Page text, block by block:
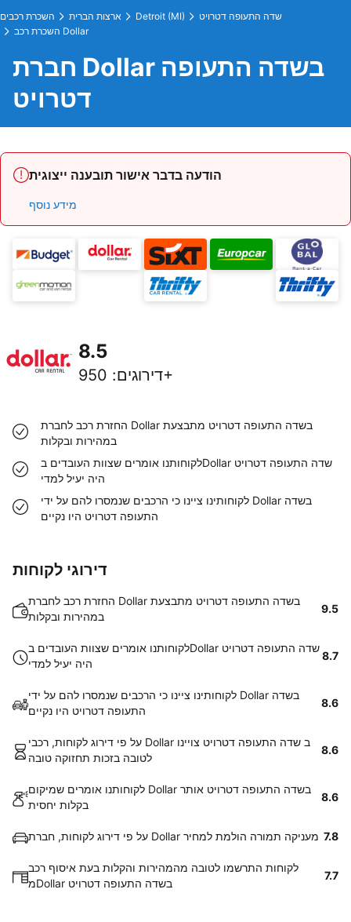
השכרת רכבים ארצות הברית Detroit (MI)
שדה התעופה דטרויט
השכרת רכב Dollar
חברת Dollar בשדה התעופה
דטרויט
הודעה בדבר אישור תובענה ייצוגית
מידע נוסף
8.5
דירוגים: 950+
החזרת רכב לחברת Dollar בשדה התעופה דטרויט מתבצעת
במהירות ובקלות
לקוחותנו אומרים שצוות העובדים בDollar שדה התעופה דטרויט
היה יעיל למדי
לקוחותינו ציינו כי הרכבים שנמסרו להם על ידי Dollar בשדה
התעופה דטרויט היו נקיים
דירוגי לקוחות
החזרת רכב לחברת Dollar בשדה התעופה דטרויט מתבצעת
במהירות ובקלות
9.5
לקוחותנו אומרים שצוות העובדים בDollar שדה התעופה דטרויט
היה יעיל למדי
8.7
לקוחותינו ציינו כי הרכבים שנמסרו להם על ידי Dollar בשדה
התעופה דטרויט היו נקיים
8.6
על פי דירוג לקוחות, רכבי Dollar ב שדה התעופה דטרויט צויינו
לטובה בזכות תחזוקה טובה
8.6
לקוחותנו אומרים שמיקום Dollar בשדה התעופה דטרויט אותר
בקלות יחסית
8.6
על פי דירוג לקוחות, חברת Dollar מעניקה תמורה הולמת למחיר 7.8
לקוחות התרשמו לטובה מהמהירות והקלות בעת איסוף רכב
מDollar בשדה התעופה דטרויט
7.7